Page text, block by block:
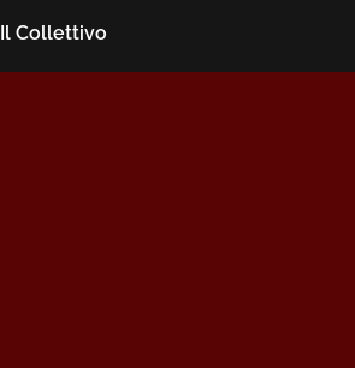
Il Collettivo